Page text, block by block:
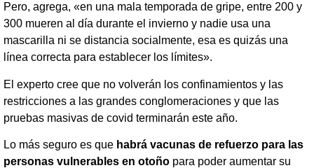
Pero, agrega, «en una mala temporada de gripe, entre 200 y
300 mueren al día durante el invierno y nadie usa una
mascarilla ni se distancia socialmente, esa es quizás una
línea correcta para establecer los límites».
El experto cree que no volverán los confinamientos y las
restricciones a las grandes conglomeraciones y que las
pruebas masivas de covid terminarán este año.
Lo más seguro es que habrá vacunas de refuerzo para las
personas vulnerables en otoño para poder aumentar su